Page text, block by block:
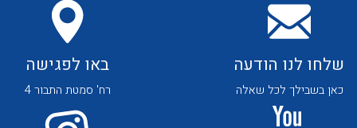
שלחו לנו הודעה
כאן בשבילך לכל שאלה
באו לפגישה
רח' סמטת התבור 4